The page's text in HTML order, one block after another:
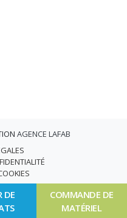
DE
COMMANDE DE
MATÉRIEL
AGENCE LAFAB